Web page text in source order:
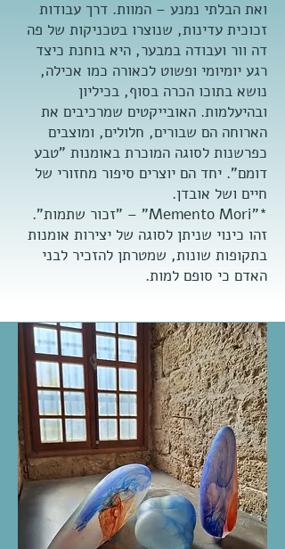
ואת הבלתי נמנע – המוות. דרך עבודות
זכוכית עדינות, שנוצרו בטכניקות של פה
דה וור ועבודה במבער, היא בוחנת כיצד
רגע יומיומי ופשוט לכאורה כמו אכילה,
נושא בתוכו הכרה בסוף, בכיליון
ובהיעלמות. האובייקטים שמרכיבים את
הארוחה הם שבורים, חלולים, ומוצבים
כפרשנות לסוגה המוכרת באומנות "טבע
דומם". יחד הם יוצרים סיפור מחזורי של
חיים ושל אובדן.
*"Memento Mori" – "זכור שתמות".
זהו כינוי שניתן לסוגה של יצירות אומנות
בתקופות שונות, שמטרתן להזכיר לבני
האדם כי סופם למות.